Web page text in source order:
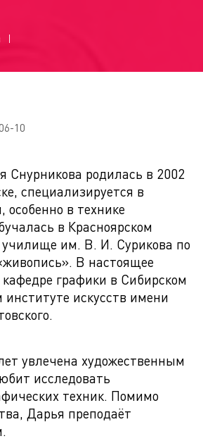
10
Снурникова родилась в 2002
специализируется в
особенно в технике
в Красноярском
училище им. В. И. Сурикова по
В настоящее
графики в Сибирском
институте искусств имени
увлечена художественным
исследовать
техник. Помимо
Дарья преподаёт